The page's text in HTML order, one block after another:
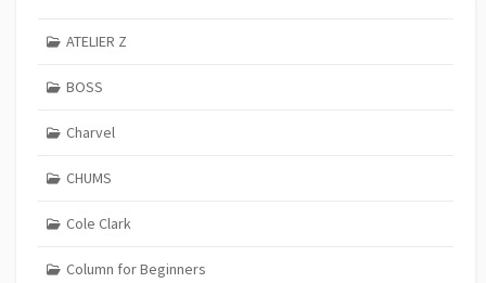
ATELIER Z
BOSS
Charvel
CHUMS
Cole Clark
Column for Beginners